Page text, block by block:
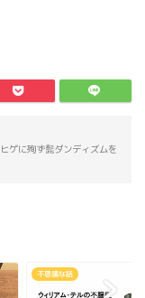
ゲに殉ず髭ダンディズムを
不思議な話